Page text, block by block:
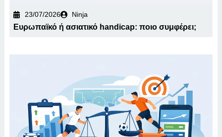
23/07/2026 Ninja
Ευρωπαϊκό ή ασιατικό handicap: ποιο συμφέρει;